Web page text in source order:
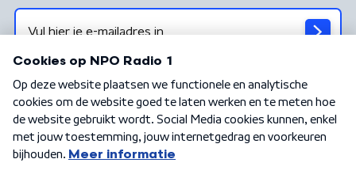
Algemene voorwaarden